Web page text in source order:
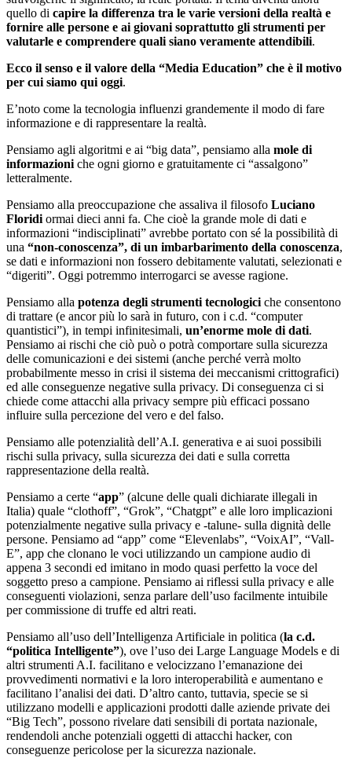
quello di capire la differenza tra le varie versioni della realtà e
fornire alle persone e ai giovani soprattutto gli strumenti per
valutarle e comprendere quali siano veramente attendibili.
Ecco il senso e il valore della “Media Education” che è il motivo
per cui siamo qui oggi.
E’noto come la tecnologia influenzi grandemente il modo di fare
informazione e di rappresentare la realtà.
Pensiamo agli algoritmi e ai “big data”, pensiamo alla mole di
informazioni che ogni giorno e gratuitamente ci “assalgono”
letteralmente.
Pensiamo alla preoccupazione che assaliva il filosofo Luciano
Floridi ormai dieci anni fa. Che cioè la grande mole di dati e
informazioni “indisciplinati” avrebbe portato con sé la possibilità di
una “non-conoscenza”, di un imbarbarimento della conoscenza,
se dati e informazioni non fossero debitamente valutati, selezionati e
“digeriti”. Oggi potremmo interrogarci se avesse ragione.
Pensiamo alla potenza degli strumenti tecnologici che consentono
di trattare (e ancor più lo sarà in futuro, con i c.d. “computer
quantistici”), in tempi infinitesimali, un’enorme mole di dati.
Pensiamo ai rischi che ciò può o potrà comportare sulla sicurezza
delle comunicazioni e dei sistemi (anche perché verrà molto
probabilmente messo in crisi il sistema dei meccanismi crittografici)
ed alle conseguenze negative sulla privacy. Di conseguenza ci si
chiede come attacchi alla privacy sempre più efficaci possano
influire sulla percezione del vero e del falso.
Pensiamo alle potenzialità dell’A.I. generativa e ai suoi possibili
rischi sulla privacy, sulla sicurezza dei dati e sulla corretta
rappresentazione della realtà.
Pensiamo a certe “app” (alcune delle quali dichiarate illegali in
Italia) quale “clothoff”, “Grok”, “Chatgpt” e alle loro implicazioni
potenzialmente negative sulla privacy e -talune- sulla dignità delle
persone. Pensiamo ad “app” come “Elevenlabs”, “VoixAI”, “Vall-
E”, app che clonano le voci utilizzando un campione audio di
appena 3 secondi ed imitano in modo quasi perfetto la voce del
soggetto preso a campione. Pensiamo ai riflessi sulla privacy e alle
conseguenti violazioni, senza parlare dell’uso facilmente intuibile
per commissione di truffe ed altri reati.
Pensiamo all’uso dell’Intelligenza Artificiale in politica (la c.d.
“politica Intelligente”), ove l’uso dei Large Language Models e di
altri strumenti A.I. facilitano e velocizzano l’emanazione dei
provvedimenti normativi e la loro interoperabilità e aumentano e
facilitano l’analisi dei dati. D’altro canto, tuttavia, specie se si
utilizzano modelli e applicazioni prodotti dalle aziende private dei
“Big Tech”, possono rivelare dati sensibili di portata nazionale,
rendendoli anche potenziali oggetti di attacchi hacker, con
conseguenze pericolose per la sicurezza nazionale.